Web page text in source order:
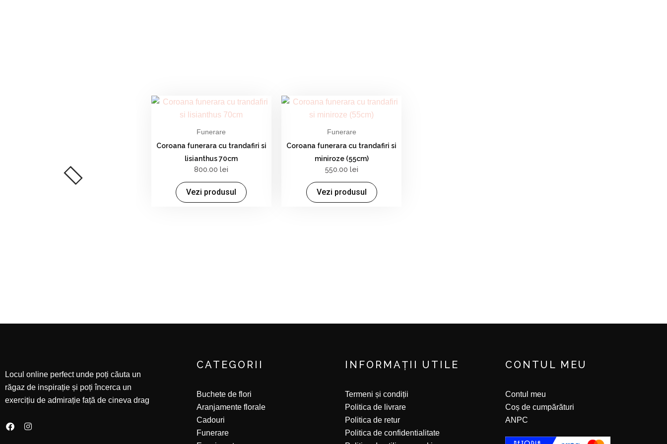
Funerare
Coroana funerara cu trandafiri si
lisianthus 70cm
800.00lei
Vezi produsul
Funerare
Coroana funerara cu trandafiri si
miniroze (55cm)
550.00 lei
Vezi produsul
Locul online perfect unde poți căuta un
răgaz de inspirație și poți încerca un
exercițiu de admirație față de cineva drag
CATEGORII
Buchete de flori
Aranjamente florale
Cadouri
Funerare
INFORMAȚII UTILE
Termeni și condiții
Politica de livrare
Politica de retur
Politica de confidentialitate
CONTUL MEU
Contul meu
Coș de cumpărături
ANPC